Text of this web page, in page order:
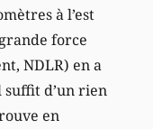
à l’est
force
NDLR) en a
suffit d’un rien
en